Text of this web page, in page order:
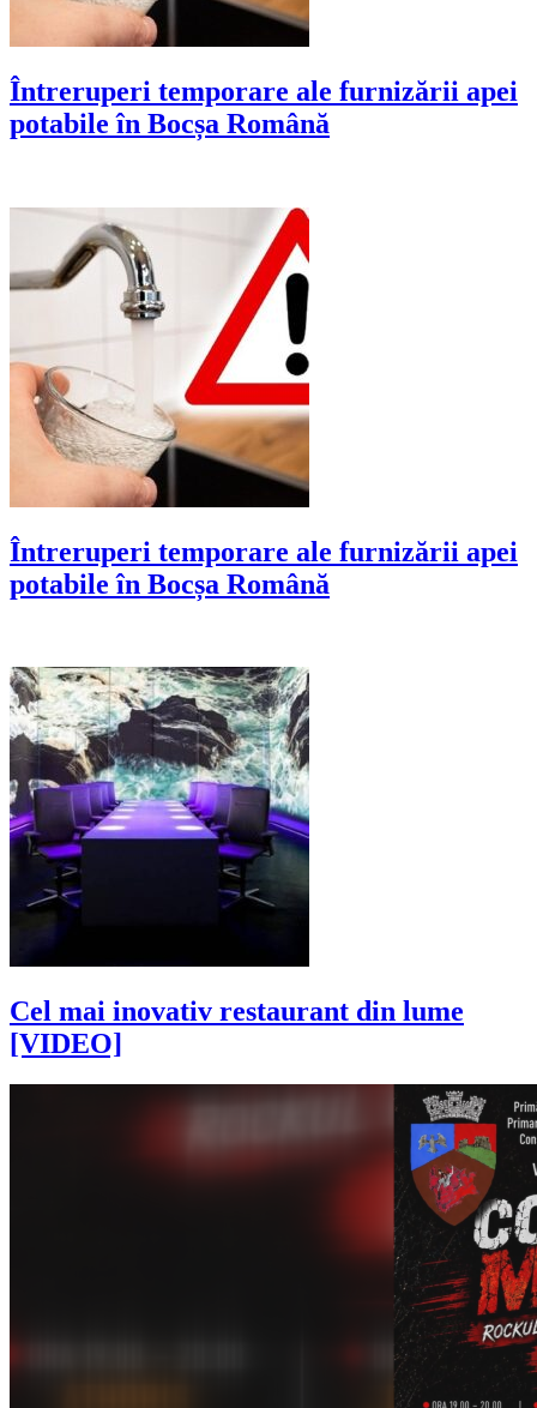
Întreruperi temporare ale furnizării apei
potabile în Bocșa Română
Întreruperi temporare ale furnizării apei
potabile în Bocșa Română
Cel mai inovativ restaurant din lume
[VIDEO]